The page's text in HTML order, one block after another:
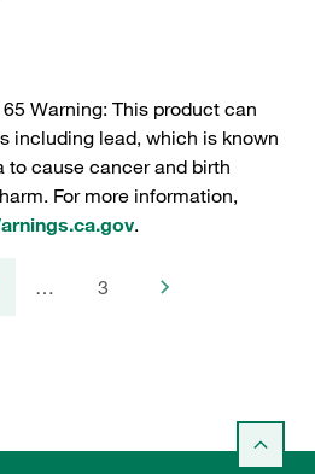
Warning: This product can
including lead, which is known
to cause cancer and birth
For more information,
.
… 3